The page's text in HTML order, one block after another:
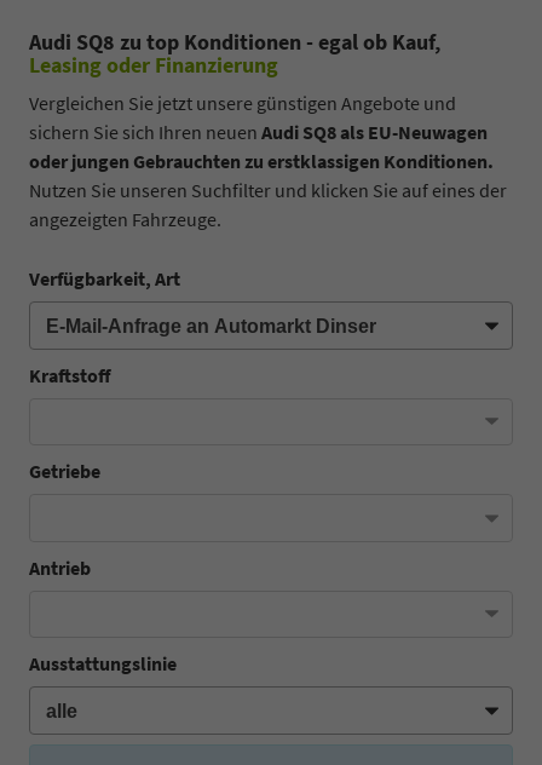
Audi SQ8 zu top Konditionen - egal ob Kauf,
Leasing oder Finanzierung
Vergleichen Sie jetzt unsere günstigen Angebote und
sichern Sie sich Ihren neuen Audi SQ8 als EU-Neuwagen
oder jungen Gebrauchten zu erstklassigen Konditionen.
Nutzen Sie unseren Suchfilter und klicken Sie auf eines der
angezeigten Fahrzeuge.
Verfügbarkeit, Art
Kraftstoff
Getriebe
Antrieb
Ausstattungslinie